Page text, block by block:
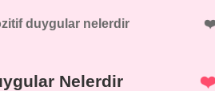
duygular nelerdir
Nelerdir